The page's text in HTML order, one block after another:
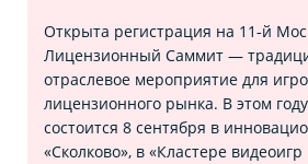
Открыта регистрация на 11‑й
Лицензионный Саммит —
отраслевое мероприятие для
лицензионного рынка. В этом
состоится 8 сентября в
«Сколково», в «Кластере